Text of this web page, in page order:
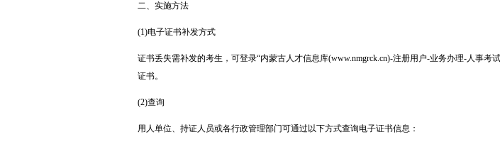
二、实施方法
(1)电子证书补发方式
证书丢失需补发的考生，可登录“内蒙古人才信息库(www.nmgrck.cn)-注册用户-业务办理-人事考
证书。
(2)查询
用人单位、持证人员或各行政管理部门可通过以下方式查询电子证书信息：